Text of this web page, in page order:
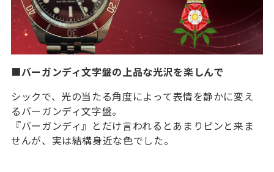
■バーガンディ文字盤の上品な光沢を楽しんで
シックで、光の当たる角度によって表情を静かに変え
るバーガンディ文字盤。
『バーガンディ』とだけ言われるとあまりピンと来ま
せんが、実は結構身近な色でした。